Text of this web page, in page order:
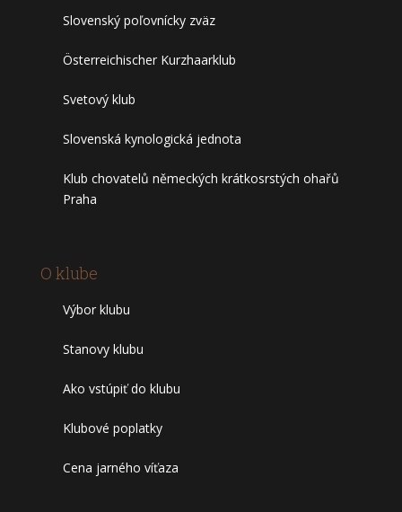
Slovenský poľovnícky zväz
Österreichischer Kurzhaarklub
Svetový klub
Slovenská kynologická jednota
Klub chovatelů německých krátkosrstých ohařů
Praha
O klube
Výbor klubu
Stanovy klubu
Ako vstúpiť do klubu
Klubové poplatky
Cena jarného víťaza